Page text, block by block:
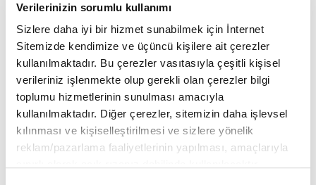
Verilerinizin sorumlu kullanımı
Sizlere daha iyi bir hizmet sunabilmek için İnternet
Sitemizde kendimize ve üçüncü kişilere ait çerezler
kullanılmaktadır. Bu çerezler vasıtasıyla çeşitli kişisel
verileriniz işlenmekte olup gerekli olan çerezler bilgi
toplumu hizmetlerinin sunulması amacıyla
kullanılmaktadır. Diğer çerezler, sitemizin daha işlevsel
kılınması ve kişiselleştirilmesi ve sizlere yönelik
reklam/pazarlama faaliyetlerinin yapılması, amaçlarıyla
yükselen internet üzerinden alışveriş yapanların
oranının ise 2021'de yüzde 38'e çıkacağı tahmin
ediliyor. Söz konusu hedeflerin, Türkiye'nin e-
ticarette erişeceği en yüksek rakamlar olarak
kayıtlara geçeceği belirtiliyor.
MÜŞTERİ DAVRANIŞLARI DEĞİŞTİ